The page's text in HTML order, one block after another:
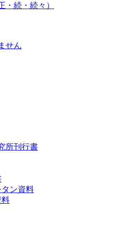
・続・続々）
せん
所刊行書
ン資料
料